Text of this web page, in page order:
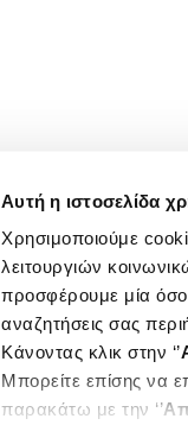
Αυτή η ιστοσελίδα
Χρησιμοποιούμε
λειτουργιών
προσφέρουμε μία όσο
αναζητήσεις σας
Κάνοντας κλικ στην ‘’
Μπορείτε επίσης να
παρακάτω με την ‘’